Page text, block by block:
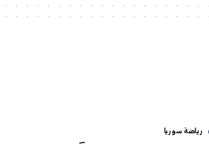
رياضة سوريا